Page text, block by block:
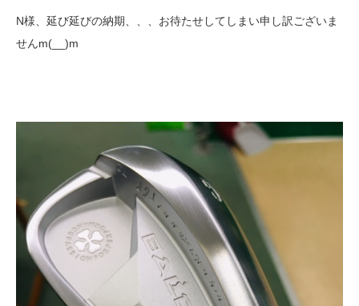
N様、延び延びの納期、、、お待たせしてしまい申し訳ございま
せんm(__)m